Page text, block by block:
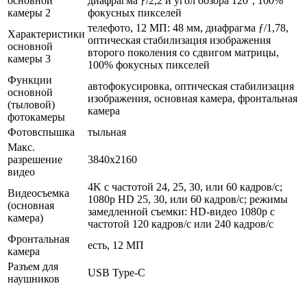
камеры 2
фокусных пикселей
Характеристики
основной
камеры 3
телефото, 12 МП: 48 мм, диафрагма ƒ/1,78,
оптическая стабилизация изображения
второго поколения со сдвигом матрицы,
100% фокусных пикселей
Функции
основной
(тыловой)
фотокамеры
автофокусировка, оптическая стабилизация
изображения, основная камера, фронтальная
камера
Фотовспышка
тыльная
Макс.
разрешение
видео
3840x2160
Видеосъемка
(основная
камера)
4K с частотой 24, 25, 30, или 60 кадров/с;
1080p HD 25, 30, или 60 кадров/с; режимы
замедленной съемки: HD-видео 1080р c
частотой 120 кадров/ с или 240 кадров/ с
Фронтальная
камера
есть, 12 МП
Разъем для
наушников
USB Type-C